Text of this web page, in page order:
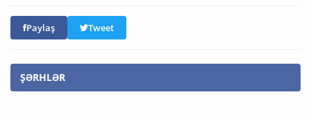
Paylaş Tweet
ŞƏRHLƏR